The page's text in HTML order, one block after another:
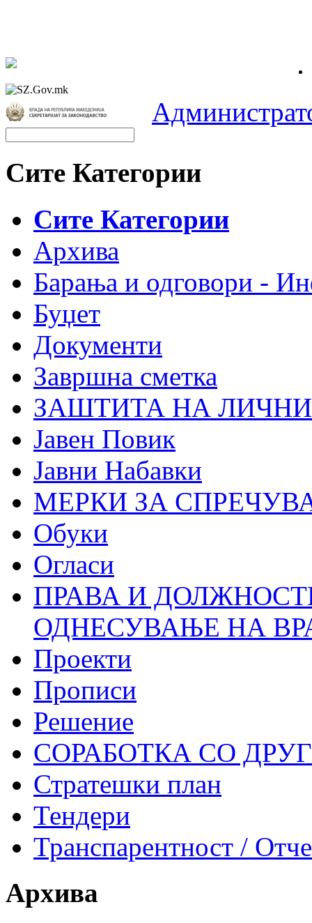
Сите Категории
Сите Категории
Архива
Барања и одговори -
Буџет
Документи
Завршна сметка
ЗАШТИТА НА
Јавен Повик
Јавни Набавки
МЕРКИ ЗА
Обуки
Огласи
ПРАВА И
ОДНЕСУВАЊЕ НА
Проекти
Прописи
Решение
СОРАБОТКА СО
Стратешки план
Тендери
Транспарентност /
Архива